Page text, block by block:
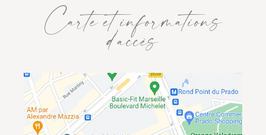
Carte et informations
d’accès